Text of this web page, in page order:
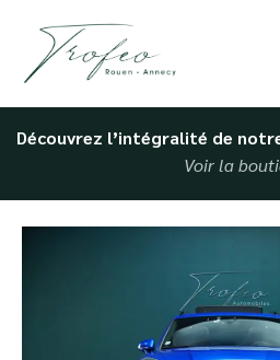
Découvrez l’intégralité de
Voir la